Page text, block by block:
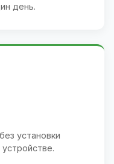
день.
установки